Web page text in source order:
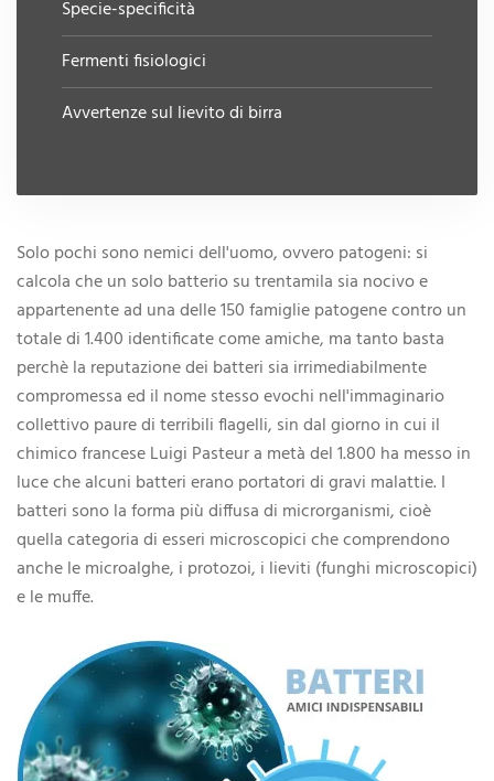
Specie-specificità
Fermenti fisiologici
Avvertenze sul lievito di birra
Solo pochi sono nemici dell'uomo, ovvero patogeni: si
calcola che un solo batterio su trentamila sia nocivo e
appartenente ad una delle 150 famiglie patogene contro un
totale di 1.400 identificate come amiche, ma tanto basta
perchè la reputazione dei batteri sia irrimediabilmente
compromessa ed il nome stesso evochi nell'immaginario
collettivo paure di terribili flagelli, sin dal giorno in cui il
chimico francese Luigi Pasteur a metà del 1.800 ha messo in
luce che alcuni batteri erano portatori di gravi malattie. I
batteri sono la forma più diffusa di microrganismi, cioè
quella categoria di esseri microscopici che comprendono
anche le microalghe, i protozoi, i lieviti (funghi microscopici)
e le muffe.